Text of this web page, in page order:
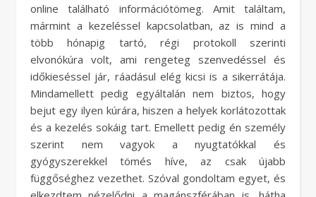
online található információtömeg. Amit találtam,
mármint a kezeléssel kapcsolatban, az is mind a
több hónapig tartó, régi protokoll szerinti
elvonókúra volt, ami rengeteg szenvedéssel és
időkieséssel jár, ráadásul elég kicsi is a sikerrátája.
Mindamellett pedig egyáltalán nem biztos, hogy
bejut egy ilyen kúrára, hiszen a helyek korlátozottak
és a kezelés sokáig tart. Emellett pedig én személy
szerint nem vagyok a nyugtatókkal és
gyógyszerekkel tömés híve, az csak újabb
függőséghez vezethet. Szóval gondoltam egyet, és